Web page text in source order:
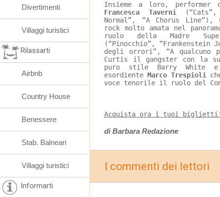
Insieme a loro, performer
Francesca Taverni
Normal”, “A Chorus
rock molto amata nel
ruolo della Madre
(“Pinocchio”,
degli orrori”, “A
Curtis il gangster con la
puro stile Barry White
esordiente Marco Trespioli
voce tenorile il ruolo del
Acquista ora i tuoi
di Barbara Redazione
I commenti dei lettori
Divertimenti
Villaggi turistici
Rilassarti
Airbnb
Country House
Benessere
Stab. Balneari
Villaggi turistici
Informarti